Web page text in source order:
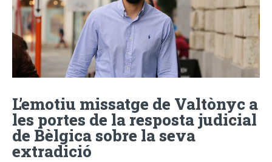
L’emotiu missatge de Valtònyc a
les portes de la resposta judicial
de Bèlgica sobre la seva
extradició